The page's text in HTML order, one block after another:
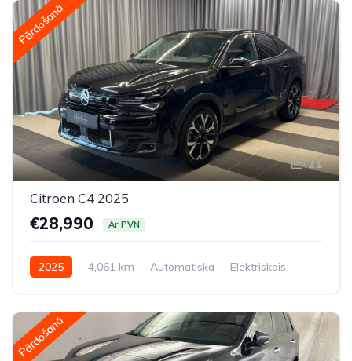
Pārdošanā
21
Citroen C4 2025
€28,990 Ar PVN
2025 4,061 km Automātiskā
Elektriskais
Pārdošanā